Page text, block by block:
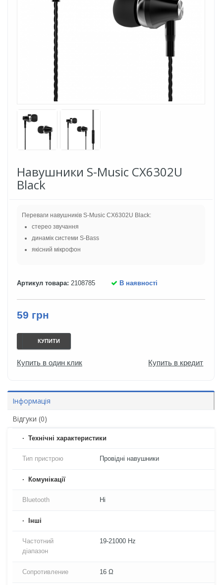
Навушники S-Music CX6302U
Black
Переваги навушників S-Music CX6302U Black:
стерео звучання
динамік системи S-Bass
якісний мікрофон
Артикул товара: 2108785 В наявності
59 грн
КУПИТИ
Купить в один клик Купить в кредит
Інформація
Відгуки (0)
Технічні характеристики
Тип пристрою Провідні навушники
Комунікації
Bluetooth Ні
Iнші
Частотний
діапазон
19-21000 Hz
Сопротивление 16 Ω